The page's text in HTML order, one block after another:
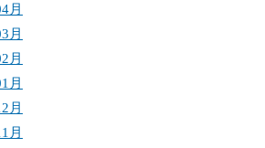
月
月
月
月
月
月